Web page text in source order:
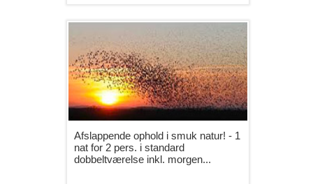
Afslappende ophold i smuk natur! - 1
nat for 2 pers. i standard
dobbeltværelse inkl. morgen...